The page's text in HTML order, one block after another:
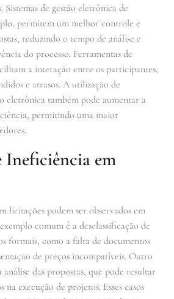
de gestão eletrônica de
permitem um melhor controle e
reduzindo o tempo de análise e
do processo. Ferramentas de
a interação entre os participantes,
e atrasos. A utilização de
eletrônica também pode aumentar a
permitindo uma maior
Ineficiência em
licitações podem ser observados em
comum é a desclassificação de
formais, como a falta de documentos
de preços incompatíveis. Outro
das propostas, que pode resultar
na execução de projetos. Esses casos